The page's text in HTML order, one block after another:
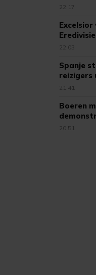
22:17
Cambuur
22:03
Spanje
reizigers
21:41
Boeren
20:51